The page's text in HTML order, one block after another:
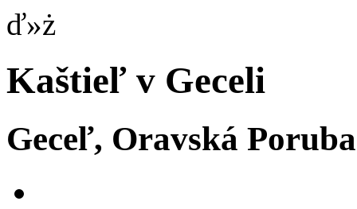
ď»ż
Kaštieľ v Geceli
Geceľ, Oravská Poruba